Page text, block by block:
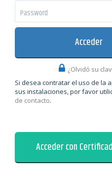
password
Acceder
¿Olvidó su
Si desea contratar el uso de la
sus instalaciones, por favor
de contacto.
Acceder con